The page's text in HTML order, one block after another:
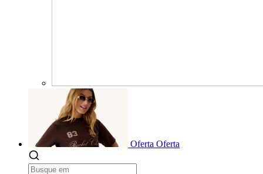
Oferta Oferta